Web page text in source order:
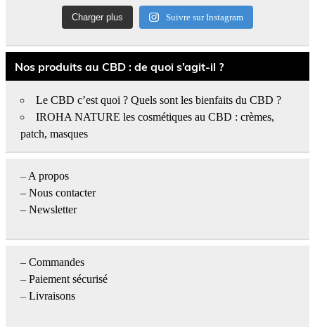
Charger plus Suivre sur Instagram
Nos produits au CBD : de quoi s’agit-il ?
Le CBD c’est quoi ? Quels sont les bienfaits du CBD ?
IROHA NATURE les cosmétiques au CBD : crèmes,
patch, masques
– A propos
– Nous contacter
– Newsletter
– Commandes
– Paiement sécurisé
– Livraisons